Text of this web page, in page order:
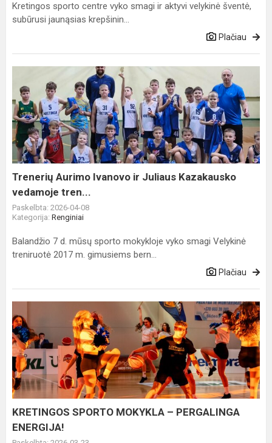
Kretingos sporto centre vyko smagi ir aktyvi velykinė šventė,
subūrusi jaunąsias krepšinin...
Plačiau
Aurimo
Ivanovo
ir
Juliaus
Kazakausko
vedamoje
tren...
Trenerių Aurimo Ivanovo ir Juliaus Kazakausko
vedamoje tren...
Paskelbta: 2026-04-08
Kategorija: Renginiai
Balandžio 7 d. mūsų sporto mokykloje vyko smagi Velykinė
treniruotė 2017 m. gimusiems bern...
Plačiau
SPORTO
MOKYKLA
–
PERGALINGA
ENERGIJA!
KRETINGOS SPORTO MOKYKLA – PERGALINGA
ENERGIJA!